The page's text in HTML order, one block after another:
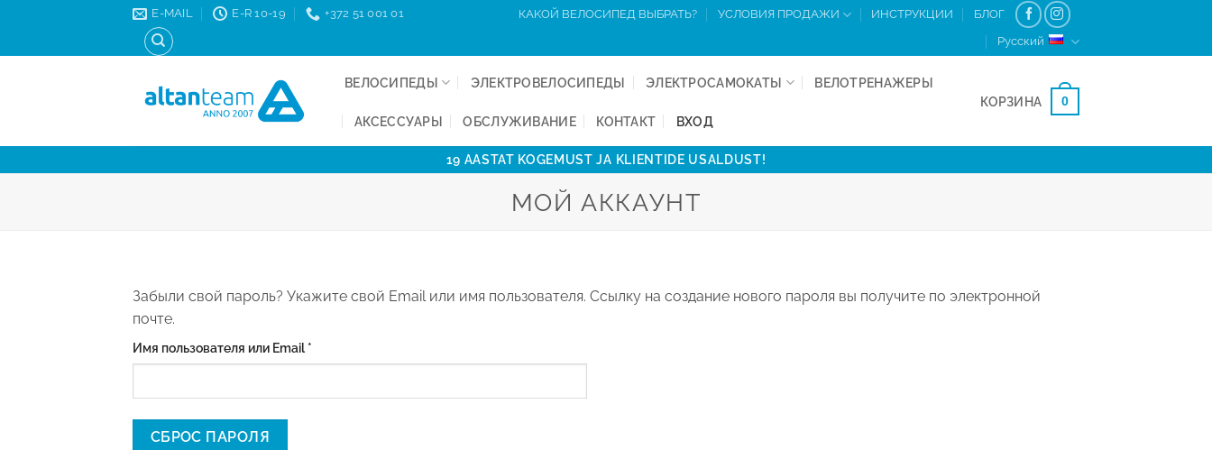
content
E-MAIL E-R 10-19 +372 51 001 01 КAKОЙ ВЕЛОСИПЕД ВЫБРАТЬ? УСЛОВИЯ ПРОДАЖИ ИНСТРУКЦИИ
БЛОГ
Русский
ВЕЛОСИПЕДЫ ЭЛЕКТРОВЕЛОСИПЕДЫ ЭЛЕКТРОСАМОКАТЫ ВЕЛОТРЕНАЖЕРЫ
АКСЕССУАРЫ ОБСЛУЖИВАНИЕ КОНТАКТ ВХОД
КОРЗИНА 0
19 AASTAT KOGEMUST JA KLIENTIDE USALDUST!
МОЙ АККАУНТ
Забыли свой пароль? Укажите свой Email или имя пользователя. Ссылку на создание нового пароля вы получите по электронной
почте.
Имя пользователя или Email *
СБРОС ПАРОЛЯ